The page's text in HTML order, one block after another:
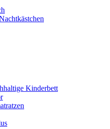
Kinderbett